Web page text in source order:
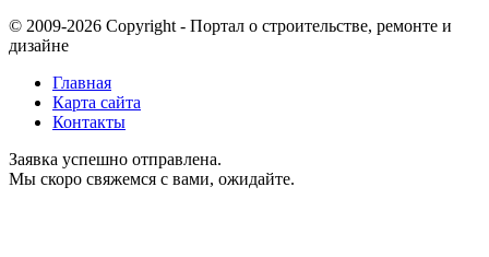
© 2009-2026 Copyright - Портал о строительстве, ремонте и
дизайне
Главная
Карта сайта
Контакты
Заявка успешно отправлена.
Мы скоро свяжемся с вами, ожидайте.